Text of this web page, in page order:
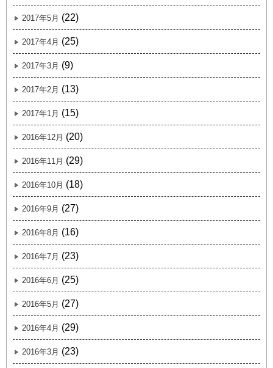
2017年5月 (22)
2017年4月 (25)
2017年3月 (9)
2017年2月 (13)
2017年1月 (15)
2016年12月 (20)
2016年11月 (29)
2016年10月 (18)
2016年9月 (27)
2016年8月 (16)
2016年7月 (23)
2016年6月 (25)
2016年5月 (27)
2016年4月 (29)
2016年3月 (23)